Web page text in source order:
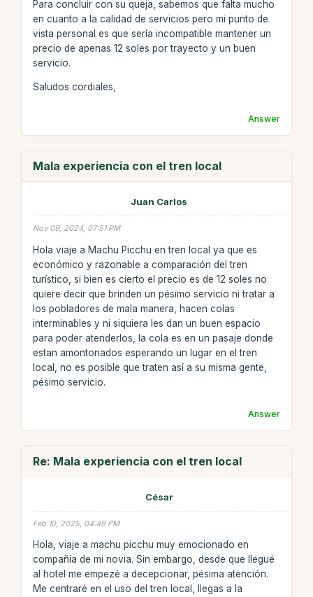
Para concluir con su queja, sabemos que falta mucho
en cuanto a la calidad de servicios pero mi punto de
vista personal es que sería incompatible mantener un
precio de apenas 12 soles por trayecto y un buen
servicio.
Saludos cordiales,
Answer
Mala experiencia con el tren local
Juan Carlos
Nov 09, 2024, 07:51 PM
Hola viaje a Machu Picchu en tren local ya que es
económico y razonable a comparación del tren
turístico, si bien es cierto el precio es de 12 soles no
quiere decir que brinden un pésimo servicio ni tratar a
los pobladores de mala manera, hacen colas
interminables y ni siquiera les dan un buen espacio
para poder atenderlos, la cola es en un pasaje donde
estan amontonados esperando un lugar en el tren
local, no es posible que traten así a su misma gente,
pésimo servicio.
Answer
Re: Mala experiencia con el tren local
César
Feb 10, 2025, 04:49 PM
Hola, viaje a machu picchu muy emocionado en
compañía de mi novia. Sin embargo, desde que llegué
al hotel me empezé a decepcionar, pésima atención.
Me centraré en el uso del tren local, llegas a la